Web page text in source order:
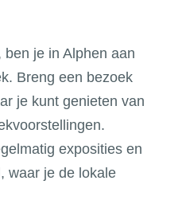
je in Alphen aan
Breng een bezoek
je kunt genieten van
exposities en
waar je de lokale